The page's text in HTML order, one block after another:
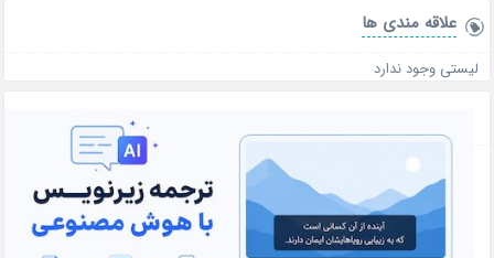
علاقه‌ مندی ها
لیستی وجود ندارد